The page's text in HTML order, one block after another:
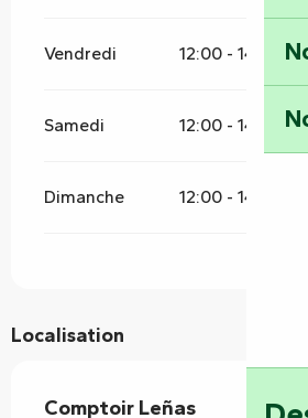
Vendredi 12:00 - 14:00
Samedi 12:00 - 14:00
Dimanche 12:00 - 14:00
Localisation
Comptoir Leñas